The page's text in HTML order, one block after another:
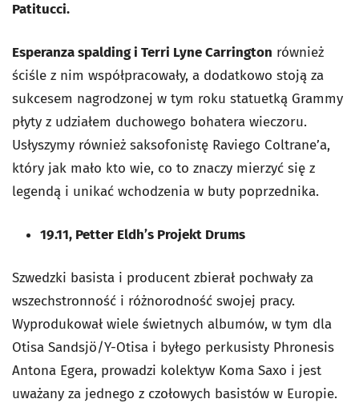
Patitucci.
Esperanza spalding i Terri Lyne Carrington również
ściśle z nim współpracowały, a dodatkowo stoją za
sukcesem nagrodzonej w tym roku statuetką Grammy
płyty z udziałem duchowego bohatera wieczoru.
Usłyszymy również saksofonistę Raviego Coltrane’a,
który jak mało kto wie, co to znaczy mierzyć się z
legendą i unikać wchodzenia w buty poprzednika.
19.11, Petter Eldh’s Projekt Drums
Szwedzki basista i producent zbierał pochwały za
wszechstronność i różnorodność swojej pracy.
Wyprodukował wiele świetnych albumów, w tym dla
Otisa Sandsjö/Y-Otisa i byłego perkusisty Phronesis
Antona Egera, prowadzi kolektyw Koma Saxo i jest
uważany za jednego z czołowych basistów w Europie.